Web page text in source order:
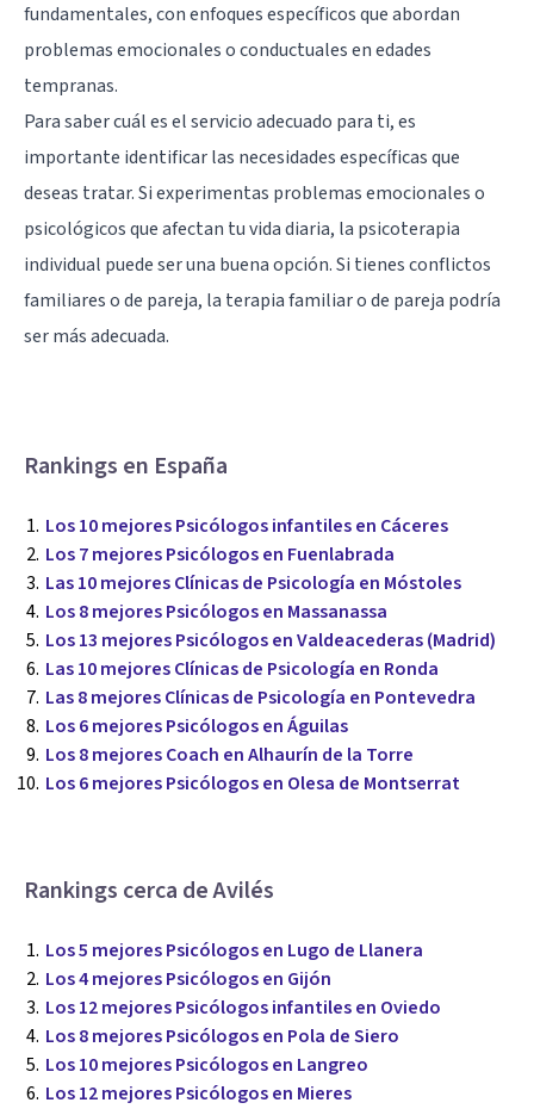
fundamentales, con enfoques específicos que abordan
problemas emocionales o conductuales en edades
tempranas.
Para saber cuál es el servicio adecuado para ti, es
importante identificar las necesidades específicas que
deseas tratar. Si experimentas problemas emocionales o
psicológicos que afectan tu vida diaria, la psicoterapia
individual puede ser una buena opción. Si tienes conflictos
familiares o de pareja, la terapia familiar o de pareja podría
ser más adecuada.
Rankings en España
Los 10 mejores Psicólogos infantiles en Cáceres
Los 7 mejores Psicólogos en Fuenlabrada
Las 10 mejores Clínicas de Psicología en Móstoles
Los 8 mejores Psicólogos en Massanassa
Los 13 mejores Psicólogos en Valdeacederas (Madrid)
Las 10 mejores Clínicas de Psicología en Ronda
Las 8 mejores Clínicas de Psicología en Pontevedra
Los 6 mejores Psicólogos en Águilas
Los 8 mejores Coach en Alhaurín de la Torre
Los 6 mejores Psicólogos en Olesa de Montserrat
Rankings cerca de Avilés
Los 5 mejores Psicólogos en Lugo de Llanera
Los 4 mejores Psicólogos en Gijón
Los 12 mejores Psicólogos infantiles en Oviedo
Los 8 mejores Psicólogos en Pola de Siero
Los 10 mejores Psicólogos en Langreo
Los 12 mejores Psicólogos en Mieres